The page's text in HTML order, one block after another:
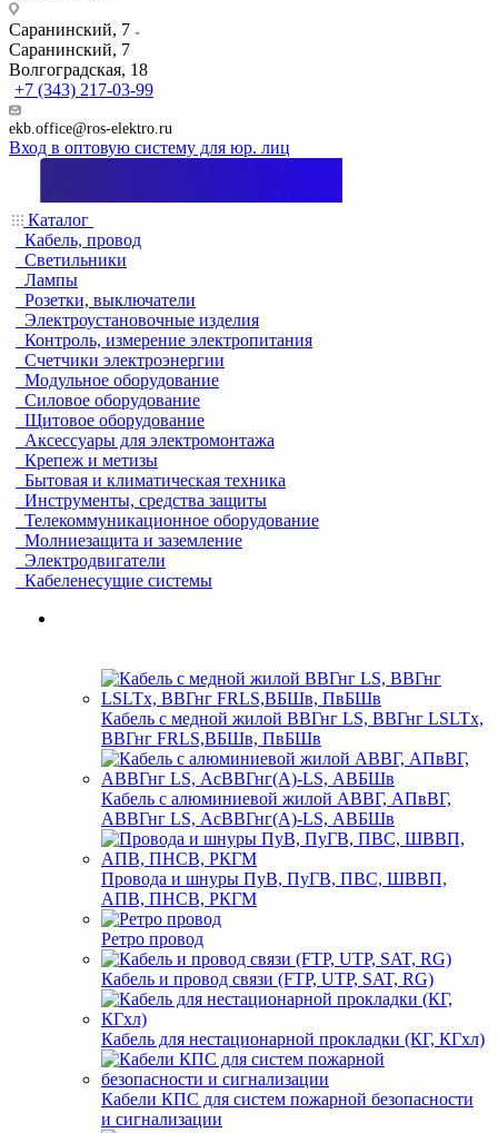
Саранинский, 7
Саранинский, 7
Волгоградская, 18
+7 (343) 217-03-99
ekb.office@ros-elektro.ru
Вход в оптовую систему для юр. лиц
Каталог
Кабель, провод
Светильники
Лампы
Розетки, выключатели
Электроустановочные изделия
Контроль, измерение электропитания
Счетчики электроэнергии
Модульное оборудование
Силовое оборудование
Щитовое оборудование
Аксессуары для электромонтажа
Крепеж и метизы
Бытовая и климатическая техника
Инструменты, средства защиты
Телекоммуникационное оборудование
Молниезащита и заземление
Электродвигатели
Кабеленесущие системы
Кабель с медной жилой ВВГнг LS, ВВГнг LSLTx,
ВВГнг FRLS,ВБШв, ПвБШв
Кабель с алюминиевой жилой АВВГ, АПвВГ,
АВВГнг LS, АсВВГнг(А)-LS, АВБШв
Провода и шнуры ПуВ, ПуГВ, ПВС, ШВВП,
АПВ, ПНСВ, РКГМ
Ретро провод
Кабель и провод связи (FTP, UTP, SAT, RG)
Кабель для нестационарной прокладки (КГ, КГхл)
Кабели КПС для систем пожарной безопасности
и сигнализации